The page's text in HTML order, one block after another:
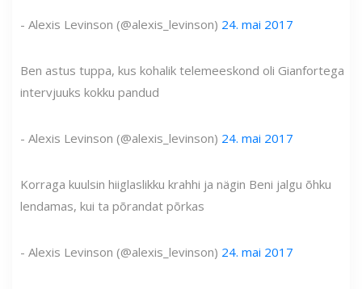
- Alexis Levinson (@alexis_levinson) 24. mai 2017
Ben astus tuppa, kus kohalik telemeeskond oli Gianfortega
intervjuuks kokku pandud
- Alexis Levinson (@alexis_levinson) 24. mai 2017
Korraga kuulsin hiiglaslikku krahhi ja nägin Beni jalgu õhku
lendamas, kui ta põrandat põrkas
- Alexis Levinson (@alexis_levinson) 24. mai 2017